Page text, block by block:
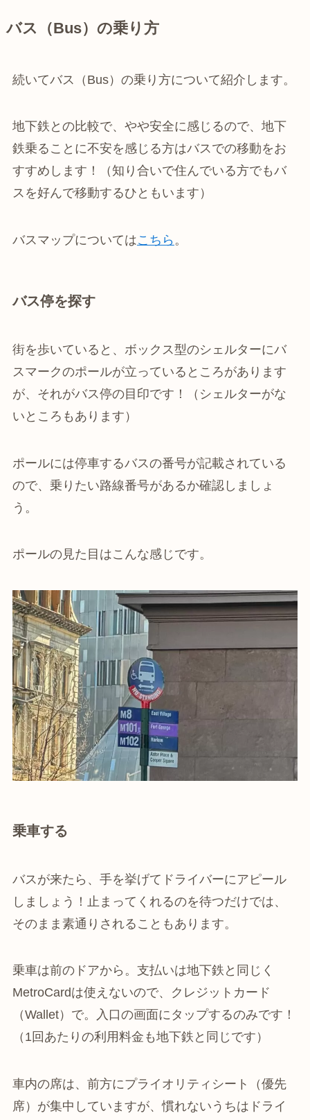
バス（Bus）の乗り方
続いてバス（Bus）の乗り方について紹介します。
地下鉄との比較で、やや安全に感じるので、地下
鉄乗ることに不安を感じる方はバスでの移動をお
すすめします！（知り合いで住んでいる方でもバ
スを好んで移動するひともいます）
バスマップについてはこちら 。
バス停を探す
街を歩いていると、ボックス型のシェルターにバ
スマークのポールが立っているところがあります
が、それがバス停の目印です！（シェルターがな
いところもあります）
ポールには停車するバスの番号が記載されている
ので、乗りたい路線番号があるか確認しましょ
う。
ポールの見た目はこんな感じです。
乗車する
バスが来たら、手を挙げてドライバーにアピール
しましょう！止まってくれるのを待つだけでは、
そのまま素通りされることもあります。
乗車は前のドアから。支払いは地下鉄と同じく
MetroCardは使えないので、クレジットカード
（Wallet）で。入口の画面にタップするのみです！
（1回あたりの利用料金も地下鉄と同じです）
車内の席は、前方にプライオリティシート（優先
席）が集中していますが、慣れないうちはドライ